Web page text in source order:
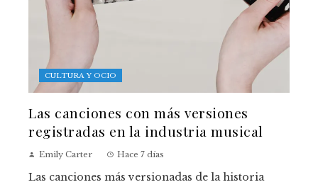
CULTURA Y OCIO
Las canciones con más versiones
registradas en la industria musical
Emily Carter Hace 7 días
Las canciones más versionadas de la historia